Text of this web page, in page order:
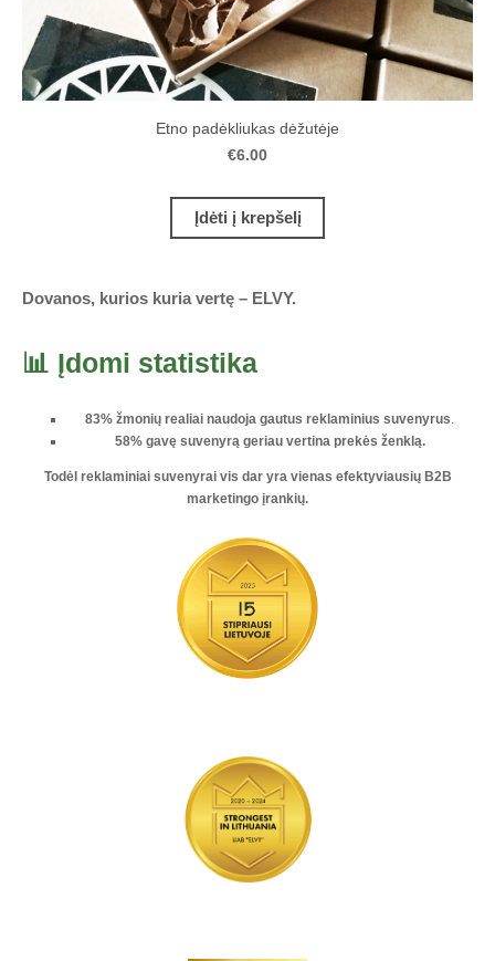
Dovanos, kurios kuria vertę – ELVY.
📊 Įdomi statistika
83% žmonių realiai naudoja gautus reklaminius suvenyrus.
58% gavę suvenyrą geriau vertina prekės ženklą.
Todėl reklaminiai suvenyrai vis dar yra vienas efektyviausių B2B
marketingo įrankių.
Etno padėkliukas dėžutėje
€6.00
Įdėti į krepšelį